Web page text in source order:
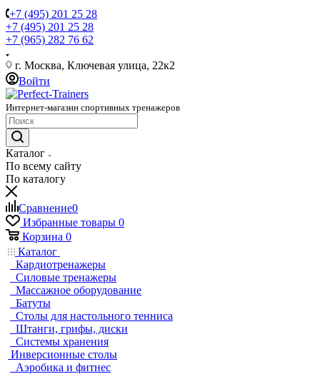
+7 (495) 201 25 28
+7 (495) 201 25 28
+7 (965) 282 76 62
г. Москва, Ключевая улица, 22к2
Войти
Интернет-магазин спортивных тренажеров
Каталог
По всему сайту
По каталогу
Сравнение0
Избранные товары 0
Корзина 0
Каталог
Кардиотренажеры
Силовые тренажеры
Массажное оборудование
Батуты
Столы для настольного тенниса
Штанги, грифы, диски
Системы хранения
Инверсионные столы
Аэробика и фитнес